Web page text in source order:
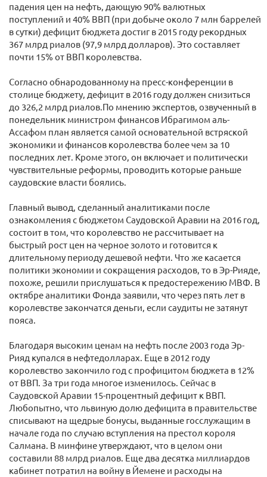
падения цен на нефть, дающую 90% валютных
поступлений и 40% ВВП (при добыче около 7 млн баррелей
в сутки) дефицит бюджета достиг в 2015 году рекордных
367 млрд риалов (97,9 млрд долларов). Это составляет
почти 15% от ВВП королевства.
Согласно обнародованному на пресс-конференции в
столице бюджету, дефицит в 2016 году должен снизиться
до 326,2 млрд риалов.По мнению экспертов, озвученный в
понедельник министром финансов Ибрагимом аль-
Ассафом план является самой основательной встряской
экономики и финансов королевства более чем за 10
последних лет. Кроме этого, он включает и политически
чувствительные реформы, проводить которые раньше
саудовские власти боялись.
Главный вывод, сделанный аналитиками после
ознакомления с бюджетом Саудовской Аравии на 2016 год,
состоит в том, что королевство не рассчитывает на
быстрый рост цен на черное золото и готовится к
длительному периоду дешевой нефти. Что же касается
политики экономии и сокращения расходов, то в Эр-Рияде,
похоже, решили прислушаться к предостережению МВФ. В
октябре аналитики Фонда заявили, что через пять лет в
королевстве закончатся деньги, если саудиты не затянут
пояса.
Благодаря высоким ценам на нефть после 2003 года Эр-
Рияд купался в нефтедолларах. Еще в 2012 году
королевство закончило год с профицитом бюджета в 12%
от ВВП. За три года многое изменилось. Сейчас в
Саудовской Аравии 15-процентный дефицит к ВВП.
Любопытно, что львиную долю дефицита в правительстве
списывают на щедрые бонусы, выданные госслужащим в
начале года по случаю вступления на престол короля
Салмана. В минфине утверждают, что в целом они
составили 88 млрд риалов. Еще два десятка миллиардов
кабинет потратил на войну в Йемене и расходы на